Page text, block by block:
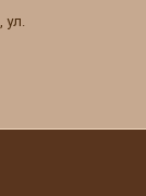
ул.